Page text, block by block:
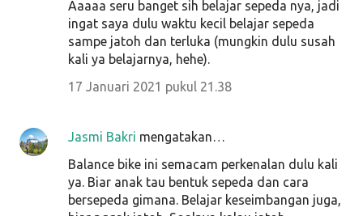
Aaaaa seru banget sih belajar sepeda nya, jadi
ingat saya dulu waktu kecil belajar sepeda
sampe jatoh dan terluka (mungkin dulu susah
kali ya belajarnya, hehe).
17 Januari 2021 pukul 21.38
Jasmi Bakri mengatakan…
Balance bike ini semacam perkenalan dulu kali
ya. Biar anak tau bentuk sepeda dan cara
bersepeda gimana. Belajar keseimbangan juga,